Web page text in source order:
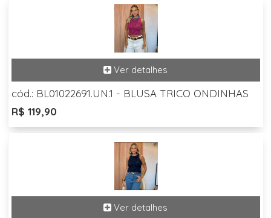
cód.: BL01022691.UN.1 - BLUSA TRICO ONDINHAS
R$ 119,90